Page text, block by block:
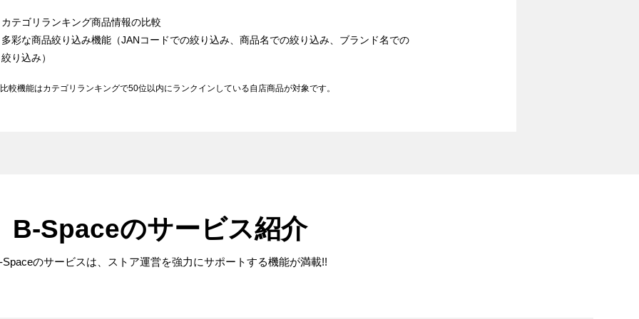
カテゴリランキング商品情報の比較
多彩な商品絞り込み機能（JANコードでの絞り込み、商品名での絞り込み、ブランド名での
絞り込み）
較機能はカテゴリランキングで50位以内にランクインしている自店商品が対象です。
B-Spaceのサービス紹介
Spaceのサービスは、ストア運営を強力にサポートする機能が満載!!